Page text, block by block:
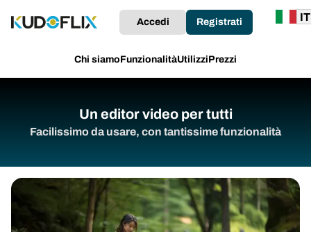
Chi siamoFunzionalitàUtilizziPrezzi
Accedi Registrati
Un editor video per tutti
Facilissimo da usare, con tantissime funzionalità